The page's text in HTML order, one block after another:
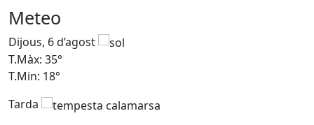
Meteo
Dijous, 6 d’agost
T.Màx: 35°
T.Min: 18°
Tarda